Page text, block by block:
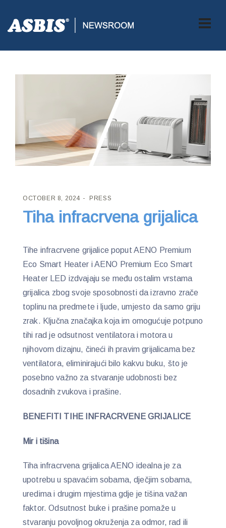
ASBIS CROATIA PRESS > TIHA INFRACRVENA GRIJALICA
OCTOBER 8, 2024 PRESS
Tiha infracrvena grijalica
Tihe infracrvene grijalice poput AENO Premium
Eco Smart Heater i AENO Premium Eco Smart
Heater LED izdvajaju se među ostalim vrstama
grijalica zbog svoje sposobnosti da izravno zrače
toplinu na predmete i ljude, umjesto da samo griju
zrak. Ključna značajka koja im omogućuje potpuno
tihi rad je odsutnost ventilatora i motora u
njihovom dizajnu, čineći ih pravim grijalicama bez
ventilatora, eliminirajući bilo kakvu buku, što je
posebno važno za stvaranje udobnosti bez
dosadnih zvukova i prašine.
BENEFITI TIHE INFRACRVENE GRIJALICE
Mir i tišina
Tiha infracrvena grijalica AENO idealna je za
upotrebu u spavaćim sobama, dječjim sobama,
uredima i drugim mjestima gdje je tišina važan
faktor. Odsutnost buke i prašine pomaže u
stvaranju povoljnog okruženja za odmor, rad ili